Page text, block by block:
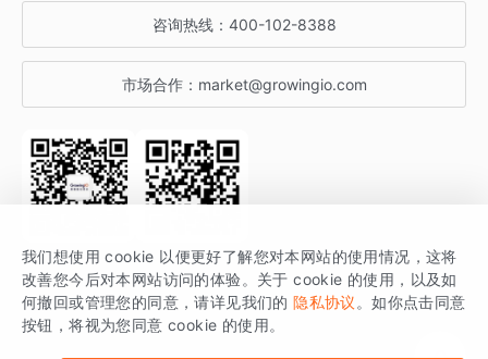
增长博客
开发者文档
SDK 文档
场景指南
增长大会
行业活动
咨询热线： 400-102-8388
市场合作： market@growingio.com
关注公众号 获取更多干货
GrowingIO 是专注于数据智能分析与增长的品牌，核心平台为 GrowingIO
分析云。
我们想使用 cookie 以便更好了解您对本网站的使用情况，这将
改善您今后对本网站访问的体验。关于 cookie 的使用，以及如
何撤回或管理您的同意，请详见我们的 隐私协议 。如你点击同意
按钮，将视为您同意 cookie 的使用。